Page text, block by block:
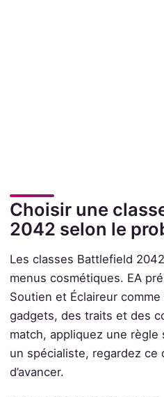
Choisir une
2042 selon le
Les classes Battlefield
menus cosmétiques. EA
Soutien et Éclaireur
gadgets, des traits et des
match, appliquez une règle
un spécialiste, regardez ce
d’avancer.